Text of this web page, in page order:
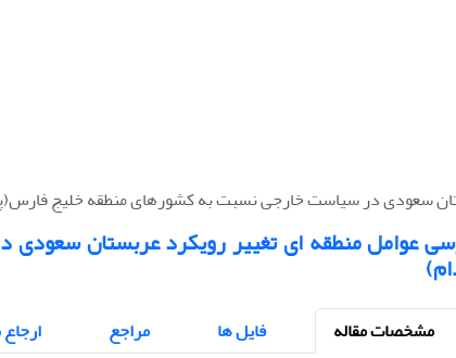
سعودی در سیاست خارجی نسبت به کشورهای منطقه خلیج
عوامل منطقه ای تغییر رویکرد عربستان
مشخصات مقاله فایل ها مراجع